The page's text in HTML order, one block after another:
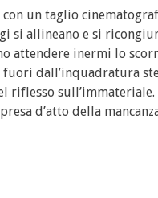
un taglio
si allineano e si
attendere inermi lo
dall’inquadratura
riflesso sull’immateriale.
d’atto della